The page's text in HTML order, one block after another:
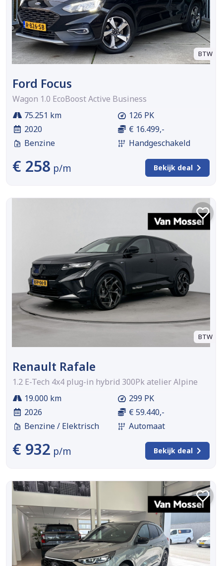
BTW
Ford Focus
Wagon 1.0 EcoBoost Active Business
75.251 km
2020
Benzine
126 PK
€ 16.499,-
Handgeschakeld
€ 258 p/m Bekijk deal
BTW
Renault Rafale
1.2 E-Tech 4x4 plug-in hybrid 300Pk atelier Alpine
19.000 km
2026
Benzine / Elektrisch
299 PK
€ 59.440,-
Automaat
€ 932 p/m Bekijk deal